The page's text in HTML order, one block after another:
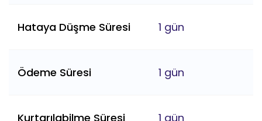
Hataya Düşme Süresi 1 gün
Ödeme Süresi 1 gün
Kurtarılabilme Süresi 1 gün